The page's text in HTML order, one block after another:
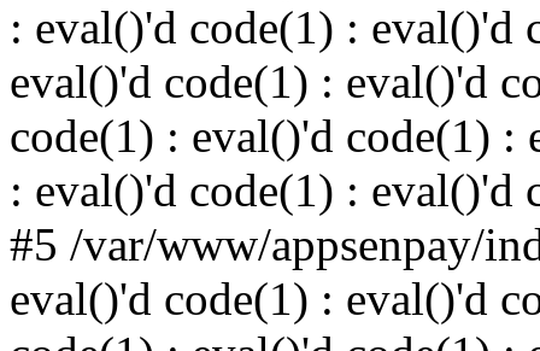
: eval()'d code(1) : eval()'d
eval()'d code(1) : eval()'d
code(1) : eval()'d code(1) :
: eval()'d code(1) : eval()'d
#5 /var/www/appsenpay/
eval()'d code(1) : eval()'d